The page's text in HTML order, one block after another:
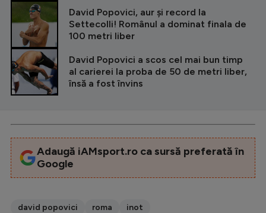
David Popovici, aur și record la
Settecolli! Românul a dominat finala de
100 metri liber
David Popovici a scos cel mai bun timp
al carierei la proba de 50 de metri liber,
însă a fost învins
Adaugă iAMsport.ro ca sursă preferată în
Google
david popovici roma
inot